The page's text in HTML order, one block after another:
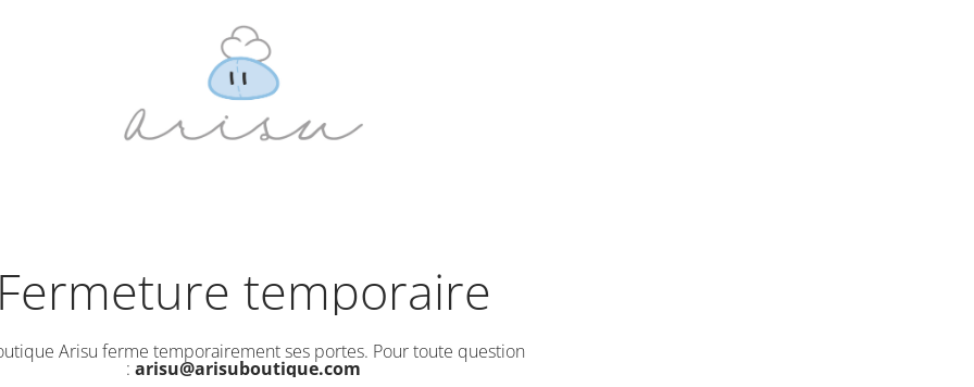
temporaire
Arisu ferme temporairement ses portes. Pour toute question
: arisu@arisuboutique.com